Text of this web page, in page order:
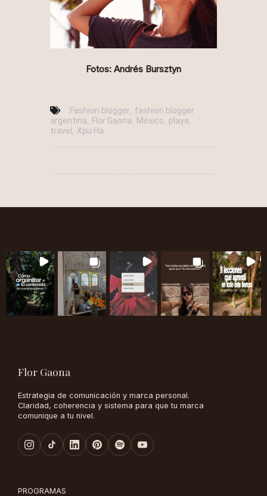
Fotos: Andrés Bursztyn
Fashion blogger, fashion blogger
argentina, Flor Gaona, México, playa,
travel , Xpu Ha
Flor Gaona
Estrategia de comunicación y marca personal.
Claridad, coherencia y sistema para que tu marca
comunique a tu nivel.
PROGRAMAS